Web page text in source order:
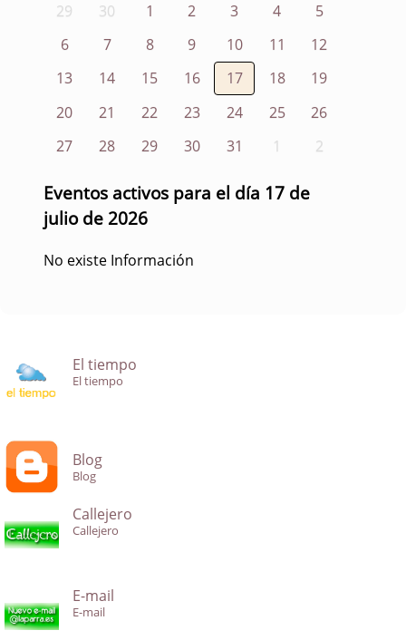
29 30 1 2 3 4
5
6
7 8 9 10 11
12
13
14 15 16 17 18
19
20
21 22 23 24 25
26
27
28 29 30 31 1 2
Eventos activos para el día 17 de
julio de 2026
No existe Información
El tiempo
El tiempo
Blog
Blog
Callejero
Callejero
E-mail
E-mail